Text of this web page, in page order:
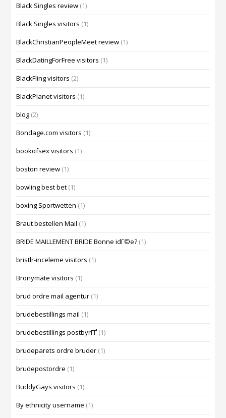
Black Singles review (1)
Black Singles visitors (1)
BlackChristianPeopleMeet review (1)
BlackDatingForFree visitors (1)
BlackFling visitors (2)
BlackPlanet visitors (1)
blog (2)
Bondage.com visitors (1)
bookofsex visitors (1)
boston review (1)
bowling best bet (1)
boxing Sportwetten (1)
Braut bestellen Mail (1)
BRIDE MAILLEMENT BRIDE Bonne idГ©e? (1)
bristlr-inceleme visitors (1)
Bronymate visitors (1)
brud ordre mail agentur (1)
brudebestillings mail (1)
brudebestillings postbyrГҐ (1)
brudeparets ordre bruder (1)
brudepostordre (1)
BuddyGays visitors (1)
By ethnicity username (1)